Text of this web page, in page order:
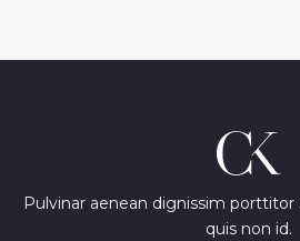
Pulvinar aenean dignissim porttitor
quis non id.